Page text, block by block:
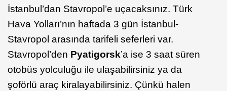
İstanbul’dan Stavropol’e uçacaksınız. Türk
Hava Yolları’nın haftada 3 gün İstanbul-
Stavropol arasında tarifeli seferleri var.
Stavropol’den Pyatigorsk’a ise 3 saat süren
otobüs yolculuğu ile ulaşabilirsiniz ya da
şoförlü araç kiralayabilirsiniz. Çünkü halen